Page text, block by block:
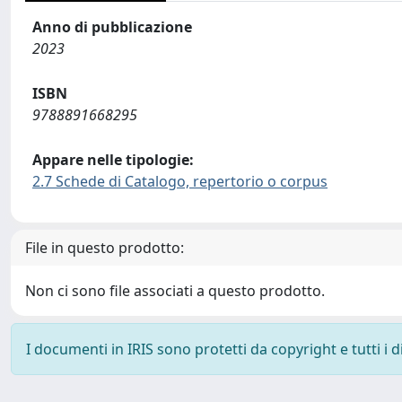
Anno di pubblicazione
2023
ISBN
9788891668295
Appare nelle tipologie:
2.7 Schede di Catalogo, repertorio o corpus
File in questo prodotto:
Non ci sono file associati a questo prodotto.
I documenti in IRIS sono protetti da copyright e tutti i